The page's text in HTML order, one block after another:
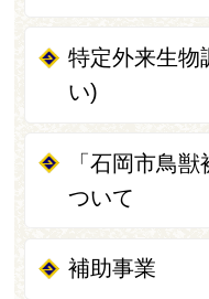
特定外来生物
い)
「石岡市鳥
ついて
補助事業